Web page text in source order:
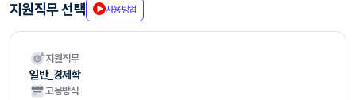
지원직무 선택 사용방법
지원직무
일반_경제학
고용방식